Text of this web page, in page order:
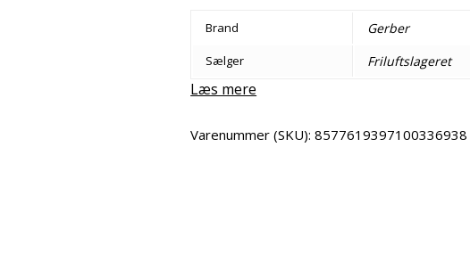
Brand Gerber
Sælger Friluftslageret
Læs mere
Varenummer (SKU):8577619397100336938